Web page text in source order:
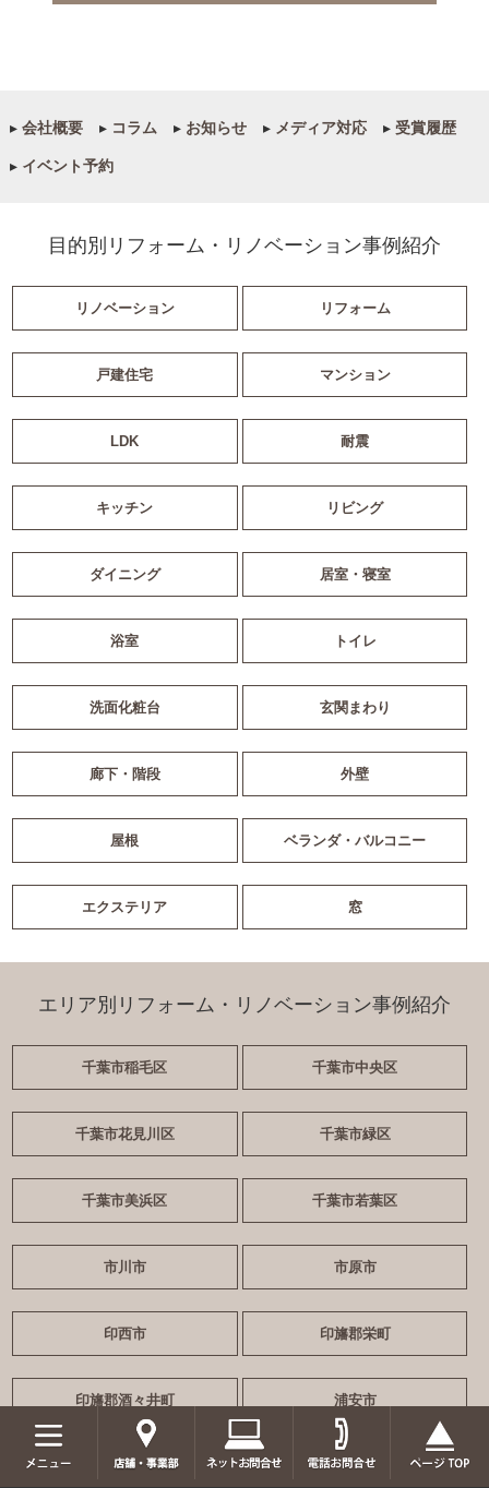
▸会社概要 ▸コラム ▸お知らせ ▸メディア対応 ▸受賞履歴
▸イベント予約
目的別リフォーム・リノベーション事例紹介
リノベーション リフォーム
戸建住宅 マンション
LDK 耐震
キッチン リビング
ダイニング 居室・寝室
浴室 トイレ
洗面化粧台 玄関まわり
廊下・階段 外壁
屋根 ベランダ・バルコニー
エクステリア 窓
エリア別リフォーム・リノベーション事例紹介
千葉市稲毛区 千葉市中央区
千葉市花見川区 千葉市緑区
千葉市美浜区 千葉市若葉区
市川市 市原市
印西市 印旛郡栄町
印旛郡酒々井町 浦安市
鎌ケ谷市 佐倉市